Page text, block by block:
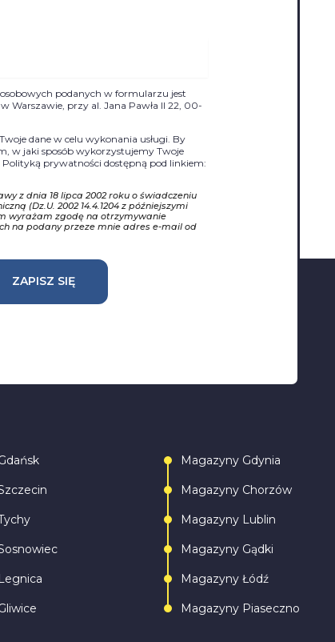
podanych w formularzu jest
w Warszawie, przy al. Jana Pawła II 22, 00-
dane w celu wykonania usługi. By
w jaki sposób wykorzystujemy Twoje
Polityką prywatności dostępną pod linkiem:
z dnia 18 lipca 2002 roku o świadczeniu
(Dz.U. 2002 14.4.1204 z późniejszymi
wyrażam zgodę na otrzymywanie
na podany przeze mnie adres e-mail od
ZAPISZ SIĘ
Magazyny Gdynia
Magazyny Chorzów
Magazyny Lublin
Magazyny Gądki
Magazyny Łódź
Magazyny Piaseczno